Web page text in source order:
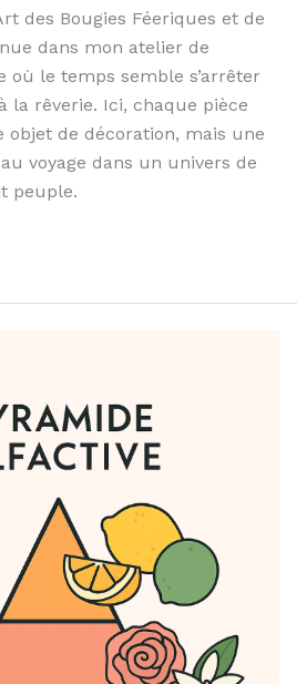
des Bougies Féeriques et de
dans mon atelier de
où le temps semble s’arrêter
la rêverie. Ici, chaque pièce
objet de décoration, mais une
voyage dans un univers de
peuple.